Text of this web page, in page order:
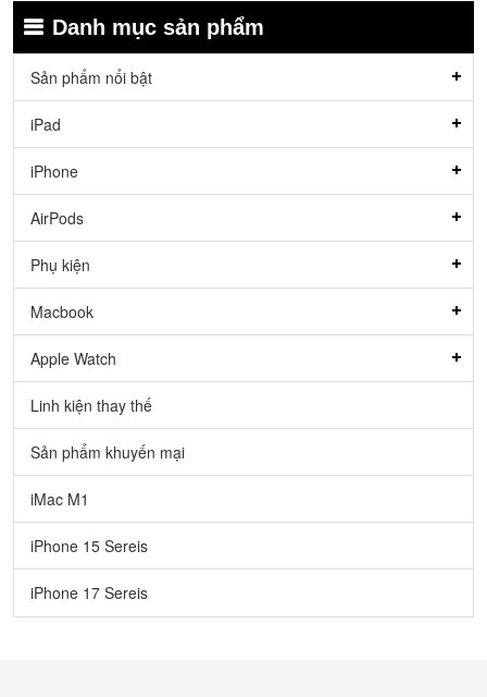
Danh mục sản phẩm
Sản phẩm nổi bật
iPad
iPhone
AirPods
Phụ kiện
Macbook
Apple Watch
Linh kiện thay thế
Sản phẩm khuyến mại
iMac M1
iPhone 15 Sereis
iPhone 17 Sereis